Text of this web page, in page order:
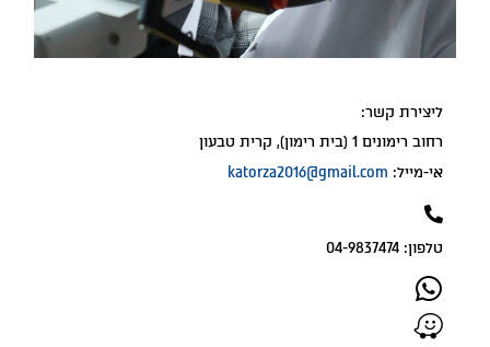
ליצירת קשר:
רחוב רימונים 1 (בית רימון), קרית טבעון
אי-מייל: katorza2016@gmail.com
טלפון: 04-9837474